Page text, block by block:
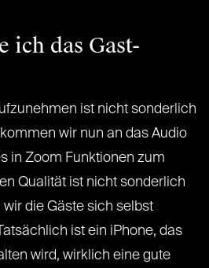
ich das Gast-
ist nicht sonderlich
wir nun an das Audio
in Zoom Funktionen zum
Qualität ist nicht sonderlich
die Gäste sich selbst
ist ein iPhone, das
wird, wirklich eine gute